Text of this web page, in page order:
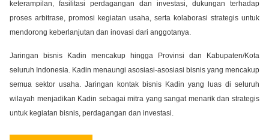
keterampilan, fasilitasi perdagangan dan investasi, dukungan terhadap
proses arbitrase, promosi kegiatan usaha, serta kolaborasi strategis untuk
mendorong keberlanjutan dan inovasi dari anggotanya.
Jaringan bisnis Kadin mencakup hingga Provinsi dan Kabupaten/Kota
seluruh Indonesia. Kadin menaungi asosiasi-asosiasi bisnis yang mencakup
semua sektor usaha. Jaringan kontak bisnis Kadin yang luas di seluruh
wilayah menjadikan Kadin sebagai mitra yang sangat menarik dan strategis
untuk kegiatan bisnis, perdagangan dan investasi.